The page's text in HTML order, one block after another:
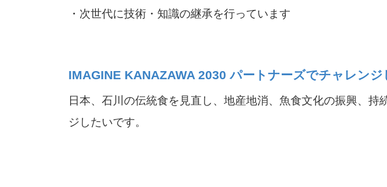
・次世代に技術・知識の継承を行っています
IMAGINE KANAZAWA 2030 パートナーズでチャレンジ
日本、石川の伝統食を見直し、地産地消、魚食文化の振興、
ジしたいです。